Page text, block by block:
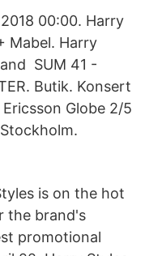
00:00. Harry
Mabel. Harry
SUM 41 -
Butik. Konsert
Ericsson Globe 2/5
is on the hot
the brand's
promotional